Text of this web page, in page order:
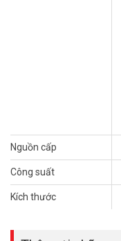
Deco BE25(3-pack)
2.4GHz, 5GHz. Công
8K, game online. Phủ
Nguồn cấp
Công suất
Kích thước